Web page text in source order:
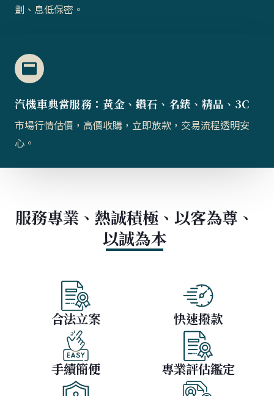
劃、息低保密。
汽機車典當服務：黃金、鑽石、名錶、精品、3C
市場行情估價，高價收購，立即放款，交易流程透明安
心。
服務專業、熱誠積極、以客為尊、
以誠為本
合法立案 快速撥款
手續簡便 專業評估鑑定